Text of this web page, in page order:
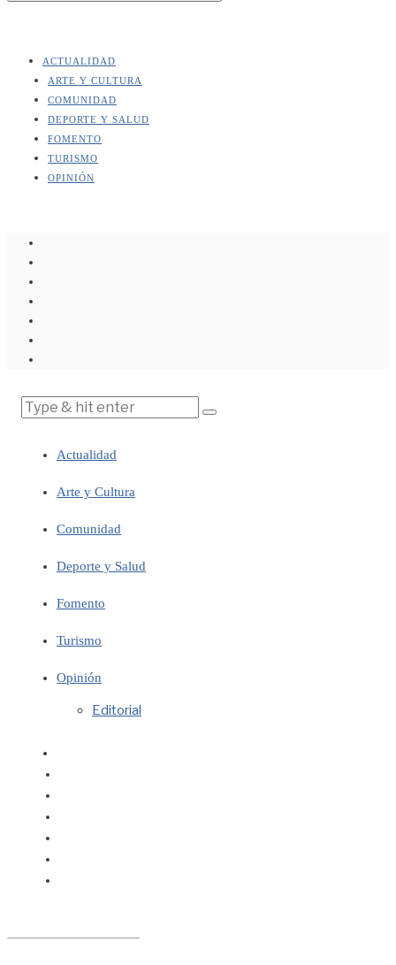
ACTUALIDAD
ARTE Y CULTURA
COMUNIDAD
DEPORTE Y SALUD
FOMENTO
TURISMO
OPINIÓN
Actualidad
Arte y Cultura
Comunidad
Deporte y Salud
Fomento
Turismo
Opinión
Editorial